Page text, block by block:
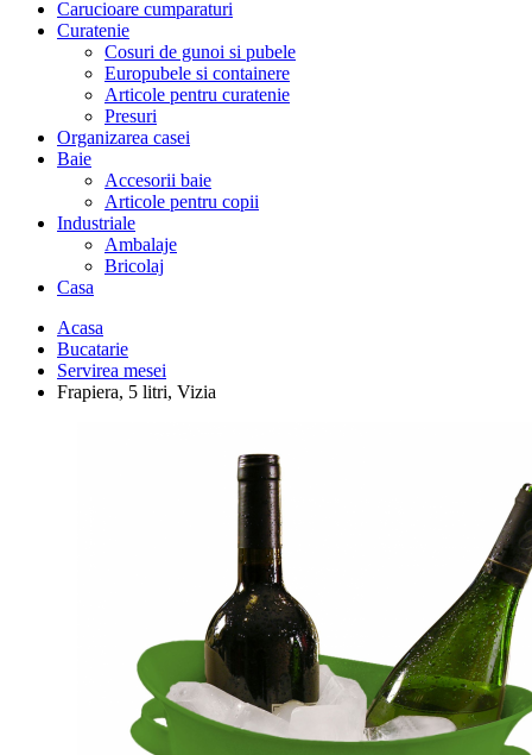
Carucioare cumparaturi
Curatenie
Cosuri de gunoi si pubele
Europubele si containere
Articole pentru curatenie
Presuri
Organizarea casei
Baie
Accesorii baie
Articole pentru copii
Industriale
Ambalaje
Bricolaj
Casa
Acasa
Bucatarie
Servirea mesei
Frapiera, 5 litri, Vizia